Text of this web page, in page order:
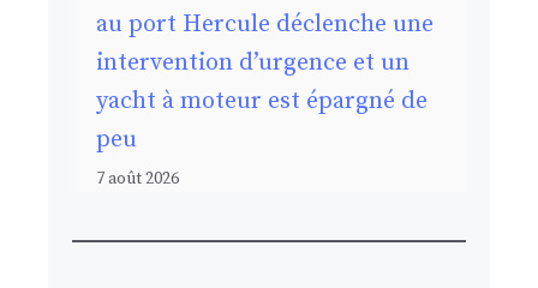
au port Hercule déclenche une
intervention d’urgence et un
yacht à moteur est épargné de
peu
7 août 2026